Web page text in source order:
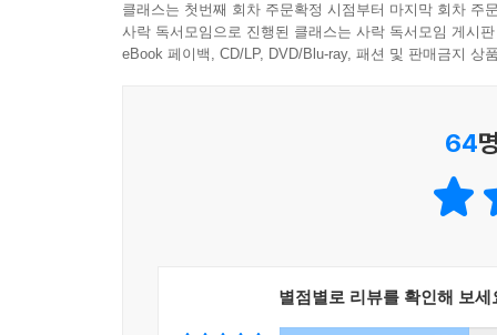
[수미네 반찬]은 지난 40년 동안 오직 중식 전문
차려낸 음식들은 요리인의 시각을 한껏 넓혀줄 만
어린 시절 추억을 거닐며 진한 향수에 빠져보는 [
이역만리 타국에서 한국의 매력에 빠져 멍석을
찾아다녔지만, 정작 직접 한국 음식을 만들겠다는
아직 이방인의 티를 모두 벗어버리지 못한 내게
클래스는 첫번째 회차 주문확정 시점부터 마지막 회차 주
사락 독서모임으로 진행된 클래스는 사락 독서모임 게시
eBook 페이백, CD/LP, DVD/Blu-ray, 패션 및 판매금지 상
64
별점별로 리뷰를 확인해 보세